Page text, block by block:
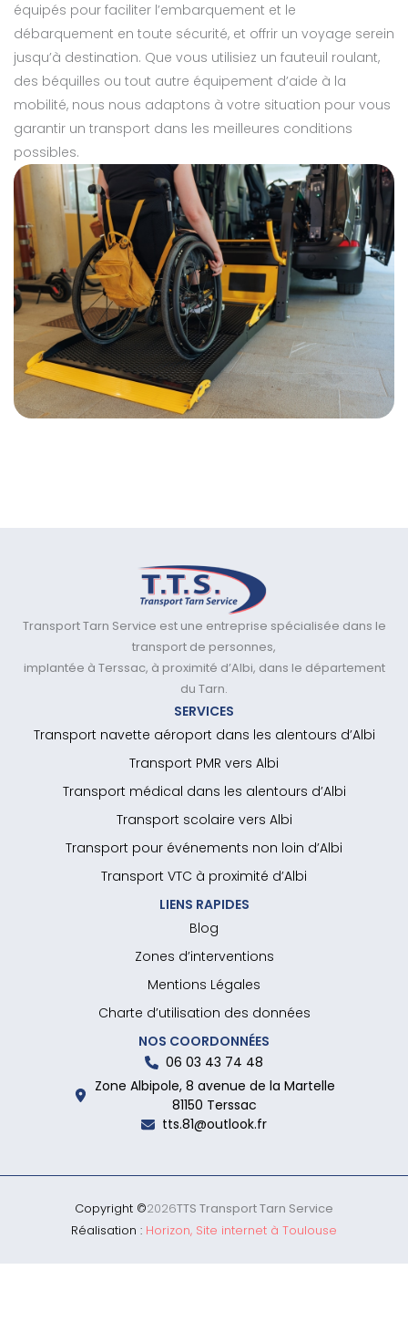
équipés pour faciliter l’embarquement et le
débarquement en toute sécurité, et offrir un voyage serein
jusqu’à destination. Que vous utilisiez un fauteuil roulant,
des béquilles ou tout autre équipement d’aide à la
mobilité, nous nous adaptons à votre situation pour vous
garantir un transport dans les meilleures conditions
possibles.
Transport Tarn Service est une entreprise spécialisée dans le
transport de personnes,
implantée à Terssac, à proximité d’Albi, dans le département
du Tarn.
SERVICES
Transport navette aéroport dans les alentours d’Albi
Transport PMR vers Albi
Transport médical dans les alentours d’Albi
Transport scolaire vers Albi
Transport pour événements non loin d’Albi
Transport VTC à proximité d’Albi
LIENS RAPIDES
Blog
Zones d’interventions
Mentions Légales
Charte d’utilisation des données
NOS COORDONNÉES
06 03 43 74 48
Zone Albipole, 8 avenue de la Martelle
81150 Terssac
tts.81@outlook.fr
Copyright ©2026TTS Transport Tarn Service
Réalisation : Horizon, Site internet à Toulouse